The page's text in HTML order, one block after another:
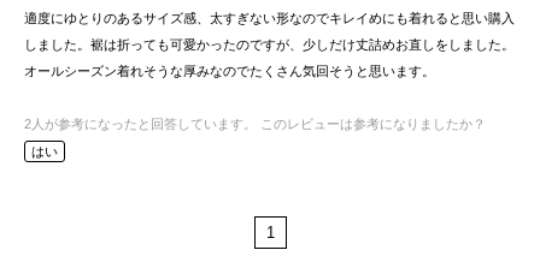
適度にゆとりのあるサイズ感、太すぎない形なのでキレイめにも着れると思い購入
しました。裾は折っても可愛かったのですが、少しだけ丈詰めお直しをしました。
オールシーズン着れそうな厚みなのでたくさん気回そうと思います。
2 人が参考になったと回答しています。
このレビューは参考になりましたか？
はい
1